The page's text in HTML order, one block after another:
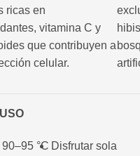
ricas en
vitamina C y
que contribuyen a
celular.
°C Disfrutar sola